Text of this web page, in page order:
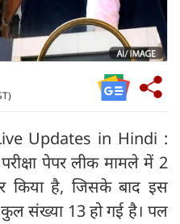
Updates in Hindi :
पेपर लीक मामले में 2
किया है, जिसके बाद इस
कुल संख्या 13 हो गई है। पल